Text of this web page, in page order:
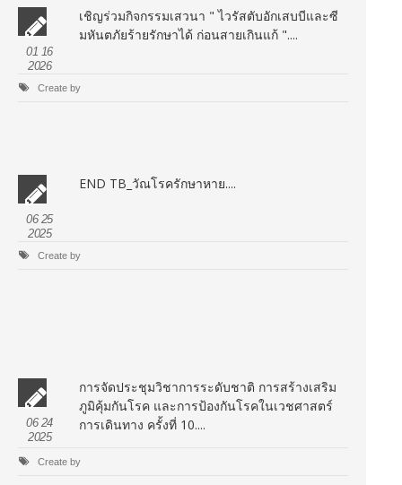
01 16
2026
เชิญร่วมกิจกรรมเสวนา " ไวรัสตับอักเสบบีและซี
มหันตภัยร้ายรักษาได้ ก่อนสายเกินแก้ "....
Create by
06 25
2025
END TB_วัณโรครักษาหาย....
Create by
06 24
2025
การจัดประชุมวิชาการระดับชาติ การสร้างเสริม
ภูมิคุ้มกันโรค และการป้องกันโรคในเวชศาสตร์
การเดินทาง ครั้งที่ 10....
Create by